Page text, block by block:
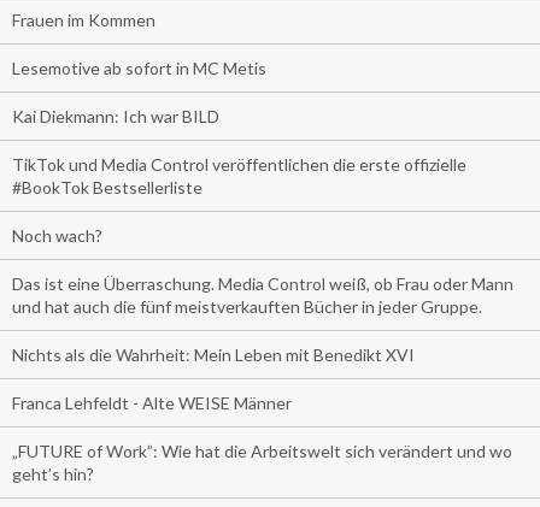
Frauen im Kommen
Lesemotive ab sofort in MC Metis
Kai Diekmann: Ich war BILD
TikTok und Media Control veröffentlichen die erste offizielle
#BookTok Bestsellerliste
Noch wach?
Das ist eine Überraschung. Media Control weiß, ob Frau oder Mann
und hat auch die fünf meistverkauften Bücher in jeder Gruppe.
Nichts als die Wahrheit: Mein Leben mit Benedikt XVI
Franca Lehfeldt - Alte WEISE Männer
„FUTURE of Work”: Wie hat die Arbeitswelt sich verändert und wo
geht’s hin?